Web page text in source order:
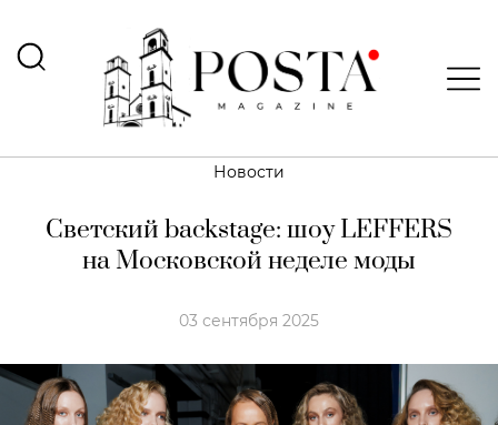
Новости
Светский backstage: шоу LEFFERS
на Московской неделе моды
03 сентября 2025